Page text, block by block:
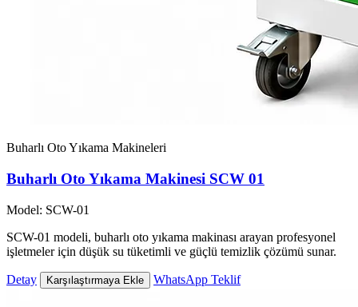
Buharlı Oto Yıkama Makineleri
Buharlı Oto Yıkama Makinesi SCW 01
Model: SCW-01
SCW-01 modeli, buharlı oto yıkama makinası arayan profesyonel
işletmeler için düşük su tüketimli ve güçlü temizlik çözümü sunar.
Detay Karşılaştırmaya Ekle WhatsApp Teklif